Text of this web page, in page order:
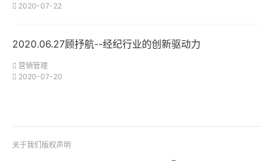
2020-07-22
2020.06.27顾抒航--经纪行业的创新驱动力
营销管理
2020-07-20
关于我们 版权声明